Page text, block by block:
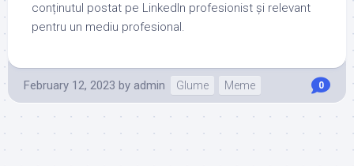
conținutul postat pe LinkedIn profesionist și relevant
pentru un mediu profesional.
February 12, 2023 by admin Glume Meme 0